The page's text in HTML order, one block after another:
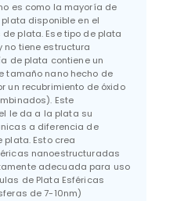
es como la mayoría de
disponible en el
plata. Ese tipo de plata
no tiene estructura
de plata contiene un
tamaño nano hecho de
un recubrimiento de óxido
Este
le da a la plata su
a diferencia de
Esto crea
nanoestructuradas
adecuada para uso
de Plata Esféricas
de 7-10nm)